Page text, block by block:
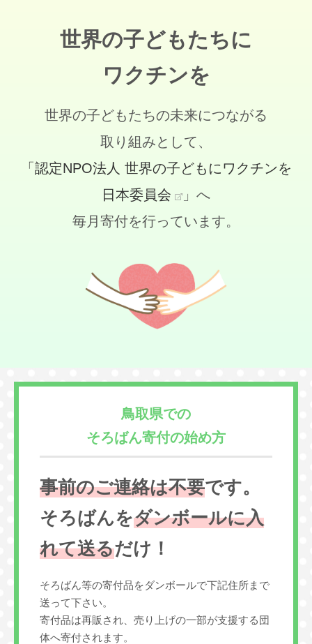
世界の子どもたちに
ワクチンを
世界の子どもたちの未来につながる
取り組みとして、
「認定NPO法人 世界の子どもにワクチンを
日本委員会
」へ
毎月寄付を行っています。
鳥取県での
そろばん寄付の始め方
事前のご連絡は不要です。
そろばんをダンボールに入
れて送るだけ！
そろばん等の寄付品をダンボールで下記住所まで
送って下さい。
寄付品は再販され、売り上げの一部が支援する団
体へ寄付されます。